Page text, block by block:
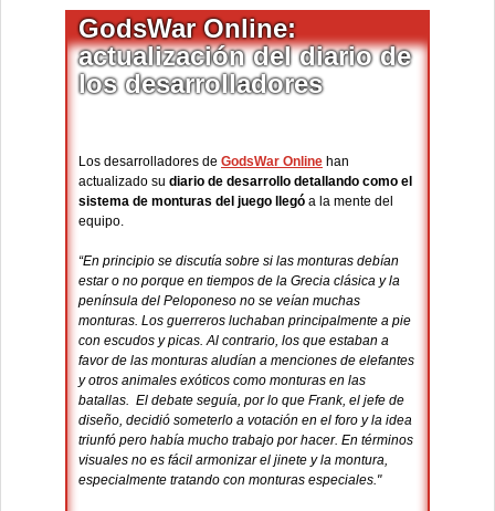
GodsWar Online:
actualización del diario de
los desarrolladores
Los desarrolladores de GodsWar Online han
actualizado su diario de desarrollo detallando como el
sistema de monturas del juego
llegó a la mente del
equipo.
“En principio se discutía sobre si las monturas debían
estar o no porque en tiempos de la Grecia clásica y la
península del Peloponeso no se veían muchas
monturas. Los guerreros luchaban principalmente a pie
con escudos y picas. Al contrario, los que estaban a
favor de las monturas aludían a menciones de elefantes
y otros animales exóticos como monturas en las
batallas. El debate seguía, por lo que Frank, el jefe de
diseño, decidió someterlo a votación en el foro y la idea
triunfó pero había mucho trabajo por hacer. En términos
visuales no es fácil armonizar el jinete y la montura,
especialmente tratando con monturas especiales."